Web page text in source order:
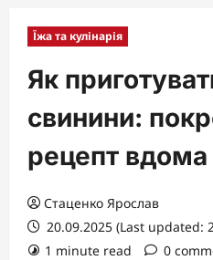
Їжа та кулінарія
Як
свинини:
рецепт вдома
Стаценко Ярослав
20.09.2025 (Last updated:
1 minute read
0